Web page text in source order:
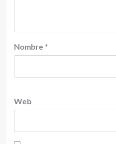
Nombre *
Web